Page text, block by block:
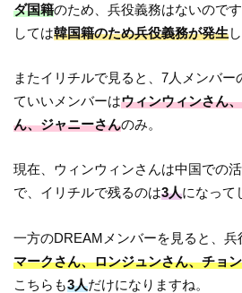
ダ国籍のため、兵役義務はないので
しては韓国籍のため兵役義務が発生
またイリチルで見ると、7人メンバー
ていいメンバーはウィンウィンさん
ん、ジャニーさんのみ。
現在、ウィンウィンさんは中国での
で、イリチルで残るのは3人になって
一方のDREAMメンバーを見ると、
マークさん、ロンジュンさん、チョ
こちらも3人だけになりますね。